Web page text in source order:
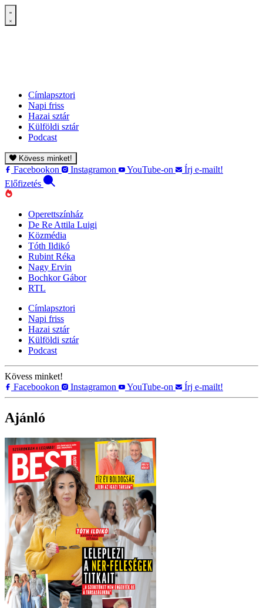
Címlapsztori
Napi friss
Hazai sztár
Külföldi sztár
Podcast
Kövess minket!
Facebookon Instagramon YouTube-on
Írj e-mailt!
Előfizetés
Operettszínház
De Re Attila Luigi
Közmédia
Tóth Ildikó
Rubint Réka
Nagy Ervin
Bochkor Gábor
RTL
Címlapsztori
Napi friss
Hazai sztár
Külföldi sztár
Podcast
Kövess minket!
Facebookon
Instagramon YouTube-on Írj e-mailt!
Ajánló